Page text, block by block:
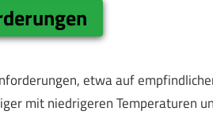
etwa auf
mit niedrigeren Temperaturen